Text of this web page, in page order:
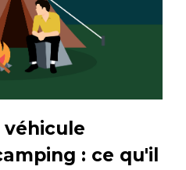
véhicule
: ce qu'il